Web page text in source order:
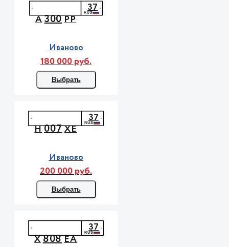
А300РР
37
Иваново
180 000 руб.
Выбрать
Н007ХЕ
37
Иваново
200 000 руб.
Выбрать
Х808ЕА
37